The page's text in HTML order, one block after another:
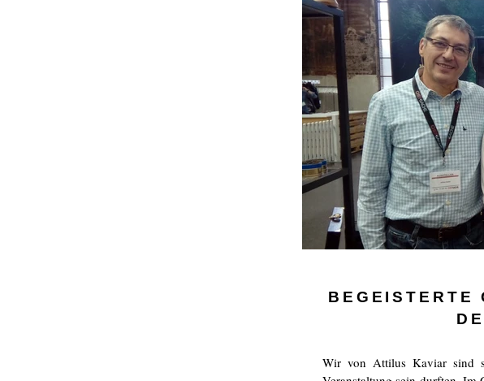
BEGEISTERTE
Wir von Attilus Kaviar sind